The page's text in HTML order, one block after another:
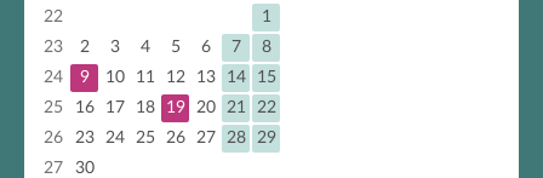
22
1
23
2 3 4 5 6 7
8
24
9 10 11 12 13 14
15
25
16 17 18 19 20 21
22
26
23 24 25 26 27 28
29
27
30